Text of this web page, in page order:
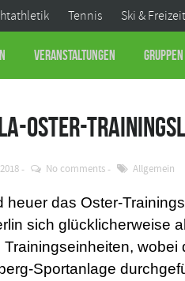
Tennis Ski & Freizeit
Veranstaltungen Gruppen
Oster-
No comments Allgemein
heuer das Oster-
sich glücklicherweise
Sportanlage